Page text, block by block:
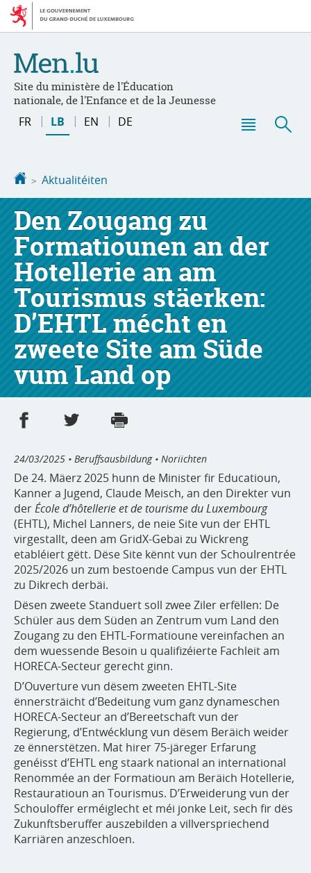
Bei
den
Aller
au
Site du ministère de l'Éducation
nationale, de l'Enfance et de la Jeunesse
Changer
FR LB EN DE
Startsäit
Aktualitéiten
Den Zougang zu
Formatiounen an der
Hotellerie an am
Tourismus stäerken:
D’EHTL mécht en
zweete Site am Süde
vum Land op
Partager sur Facebook
Partager sur Twitter
24/03/2025 • Beruffsausbildung • Noriichten
De 24. Mäerz 2025 hunn de Minister fir Educatioun,
Kanner a Jugend, Claude Meisch, an den Direkter vun
derÉcole d’hôtellerie et de tourisme du Luxembourg
(EHTL), Michel Lanners, de neie Site vun der EHTL
virgestallt, deen am GridX-Gebai zu Wickreng
etabléiert gëtt. Dëse Site kënnt vun der Schoulrentrée
2025/2026 un zum bestoende Campus vun der EHTL
zu Dikrech derbäi.
Dësen zweete Standuert soll zwee Ziler erfëllen: De
Schüler aus dem Süden an Zentrum vum Land den
Zougang zu den EHTL-Formatioune vereinfachen an
dem wuessende Besoin u qualifizéierte Fachleit am
HORECA-Secteur gerecht ginn.
D’Ouverture vun dësem zweeten EHTL-Site
ënnersträicht d’Bedeitung vum ganz dynameschen
HORECA-Secteur an d’Bereetschaft vun der
Regierung, d’Entwécklung vun dësem Beräich weider
ze ënnerstëtzen. Mat hirer 75-järeger Erfarung
genéisst d’EHTL eng staark national an international
Renommée an der Formatioun am Beräich Hotellerie,
Restauratioun an Tourismus. D’Erweiderung vun der
Schouloffer erméiglecht et méi jonke Leit, sech fir dës
Zukunftsberuffer auszebilden a villverspriechend
Karriären anzeschloen.